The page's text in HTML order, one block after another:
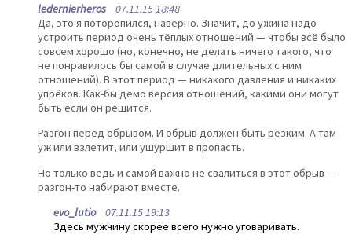
ledernierheros 07.11.15 18:48
Да, это я поторопился, наверно. Значит, до ужина надо
устроить период очень тёплых отношений — чтобы всё было
совсем хорошо (но, конечно, не делать ничего такого, что
не понравилось бы самой в случае длительных с ним
отношений). В этот период — никакого давления и никаких
упрёков. Как-бы демо версия отношений, какими они могут
быть если он решится.
Разгон перед обрывом. И обрыв должен быть резким. А там
уж или взлетит, или ушуршит в пропасть.
Но только ведь и самой важно не свалиться в этот обрыв —
разгон-то набирают вместе.
evo_lutio07.11.15 19:13
Здесь мужчину скорее всего нужно уговаривать.